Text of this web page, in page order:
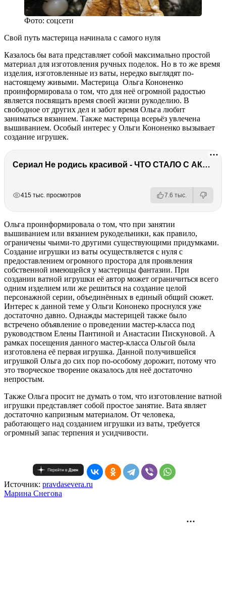
Фото: соцсети
Свой путь мастерица начинала с самого нуля
Казалось бы вата представляет собой максимально простой
материал для изготовления ручных поделок. Но в то же время
изделия, изготовленные из ваты, нередко выглядят по-
настоящему живыми. Мастерица Ольга Кононенко
проинформировала о том, что для неё огромной радостью
является посвящать время своей жизни рукоделию. В
свободное от других дел и забот время Ольга любит
заниматься вязанием. Также мастерица всерьёз увлечена
вышиванием. Особый интерес у Ольги Кононенко вызывает
создание игрушек.
Сериал Не родись красивой - ЧТО СТАЛО С АКТЕРАМИ? Смерть, тюрьма и красота
415 тыс. просмотров 7.6 тыс.
Ольга проинформировала о том, что при занятии
вышиванием или вязанием рукодельники, как правило,
ограничены чьими-то другими существующими придумками.
Создание игрушки из ваты осуществляется с нуля с
предоставлением огромного простора для проявления
собственной имеющейся у мастерицы фантазии. При
создании ватной игрушки её автор может ограничиться всего
одним изделием или же решиться на создание целой
персонажной серии, объединённых в единый общий сюжет.
Интерес к данной теме у Ольги Кононеко проснулся уже
достаточно давно. Однажды мастерицей также было
встречено объявление о проведении мастер-класса под
руководством Елены Пантиной и Анастасии Пискуновой. А
рамках посещения данного мастер-класса Ольгой была
изготовлена её первая игрушка. Данной получившейся
игрушкой Ольга до сих пор по-особому дорожит, потому что
это творческое творение оказалось для неё достаточно
непростым.
Также Ольга просит не думать о том, что изготовление ватной
игрушки представляет собой простое занятие. Вата являет
достаточно капризным материалом. От человека,
работающего над созданием игрушки из ваты, требуется
огромный запас терпения и усидчивости.
Источник: pravdasevera.ru
Mарина Снегова